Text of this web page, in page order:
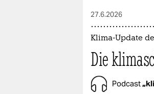
27.6.2026
Klima-Update
Die
Podcast